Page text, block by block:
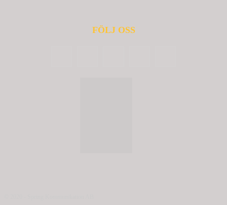
FÖLJ OSS